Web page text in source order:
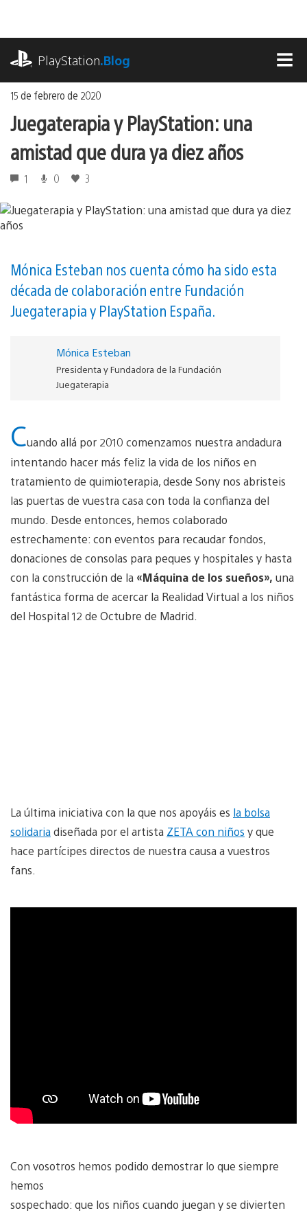
contenido
PlayStation.Blog
15 de febrero de 2020
Juegaterapia y PlayStation: una
amistad que dura ya diez años
1 0 3
Mónica Esteban nos cuenta cómo ha sido esta
década de colaboración entre Fundación
Juegaterapia y PlayStation España.
Mónica Esteban
Presidenta y Fundadora de la Fundación
Juegaterapia
Cuando allá por 2010 comenzamos nuestra andadura
intentando hacer más feliz la vida de los niños en
tratamiento de quimioterapia, desde Sony nos abristeis
las puertas de vuestra casa con toda la confianza del
mundo. Desde entonces, hemos colaborado
estrechamente: con eventos para recaudar fondos,
donaciones de consolas para peques y hospitales y hasta
con la construcción de la «Máquina de los sueños», una
fantástica forma de acercar la Realidad Virtual a los niños
del Hospital 12 de Octubre de Madrid.
La última iniciativa con la que nos apoyáis es la bolsa
solidariadiseñada por el artista ZETA con niños y que
hace partícipes directos de nuestra causa a vuestros
fans.
Con vosotros hemos podido demostrar lo que siempre
hemos
sospechado: que los niños cuando juegan y se divierten